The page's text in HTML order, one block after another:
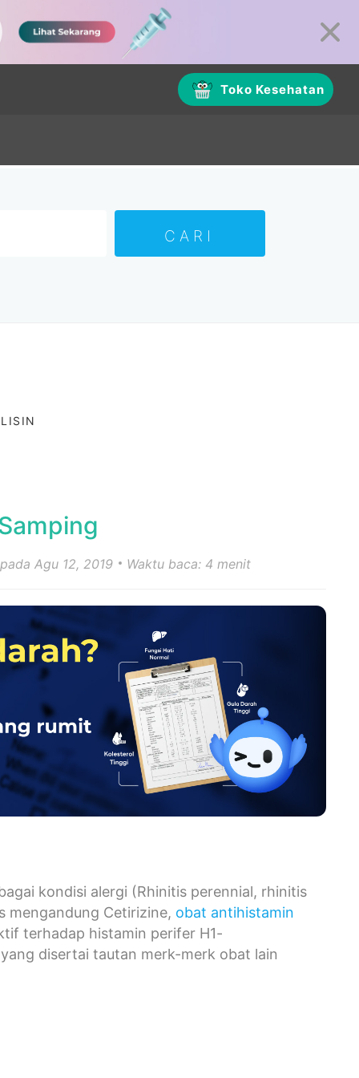
Toko Kesehatan
Agu 12, 2019 Waktu baca: 4 menit
kondisi alergi (Rhinitis perennial, rhinitis
mengandung Cetirizine, obat antihistamin
terhadap histamin perifer H1-
disertai tautan merk-merk obat lain